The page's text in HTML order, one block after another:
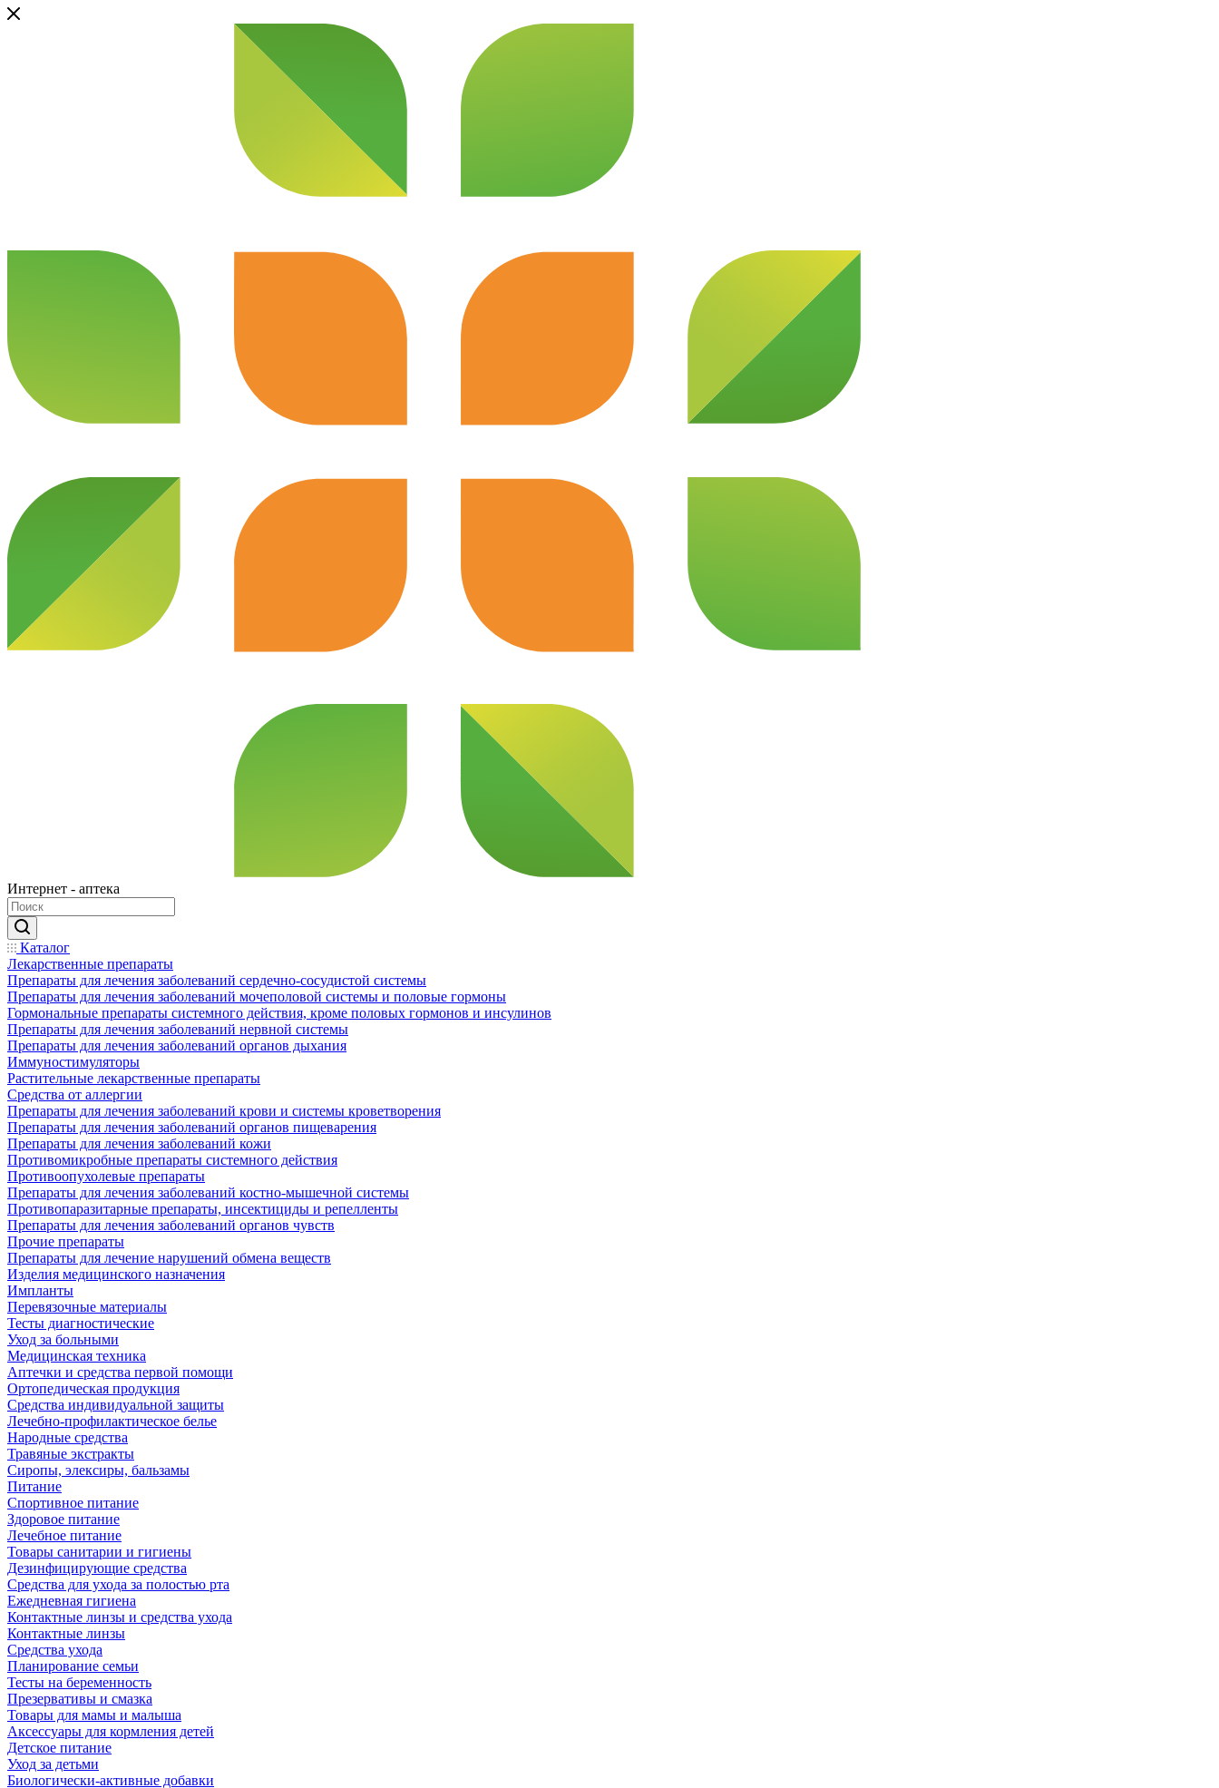
Интернет - аптека
Каталог
Лекарственные препараты
Препараты для лечения заболеваний сердечно-сосудистой системы
Препараты для лечения заболеваний мочеполовой системы и половые гормоны
Гормональные препараты системного действия, кроме половых гормонов и инсулинов
Препараты для лечения заболеваний нервной системы
Препараты для лечения заболеваний органов дыхания
Иммуностимуляторы
Растительные лекарственные препараты
Средства от аллергии
Препараты для лечения заболеваний крови и системы кроветворения
Препараты для лечения заболеваний органов пищеварения
Препараты для лечения заболеваний кожи
Противомикробные препараты системного действия
Противоопухолевые препараты
Препараты для лечения заболеваний костно-мышечной системы
Противопаразитарные препараты, инсектициды и репелленты
Препараты для лечения заболеваний органов чувств
Прочие препараты
Препараты для лечение нарушений обмена веществ
Изделия медицинского назначения
Импланты
Перевязочные материалы
Тесты диагностические
Уход за больными
Медицинская техника
Аптечки и средства первой помощи
Ортопедическая продукция
Средства индивидуальной защиты
Лечебно-профилактическое белье
Народные средства
Травяные экстракты
Сиропы, элексиры, бальзамы
Питание
Спортивное питание
Здоровое питание
Лечебное питание
Товары санитарии и гигиены
Дезинфицирующие средства
Средства для ухода за полостью рта
Ежедневная гигиена
Контактные линзы и средства ухода
Контактные линзы
Средства ухода
Планирование семьи
Тесты на беременность
Презервативы и смазка
Товары для мамы и малыша
Аксессуары для кормления детей
Детское питание
Уход за детьми
Биологически-активные добавки